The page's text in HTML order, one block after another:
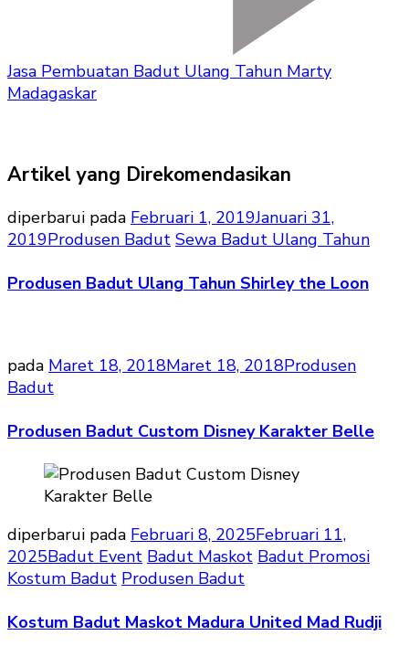
Jasa Pembuatan Badut Ulang Tahun Marty
Madagaskar
Artikel yang Direkomendasikan
diperbarui pada Februari 1, 2019Januari 31,
2019Produsen Badut Sewa Badut Ulang Tahun
Produsen Badut Ulang Tahun Shirley the Loon
pada Maret 18, 2018Maret 18, 2018Produsen
Badut
Produsen Badut Custom Disney Karakter Belle
diperbarui pada Februari 8, 2025Februari 11,
2025Badut Event Badut Maskot Badut Promosi
Kostum Badut Produsen Badut
Kostum Badut Maskot Madura United Mad Rudji